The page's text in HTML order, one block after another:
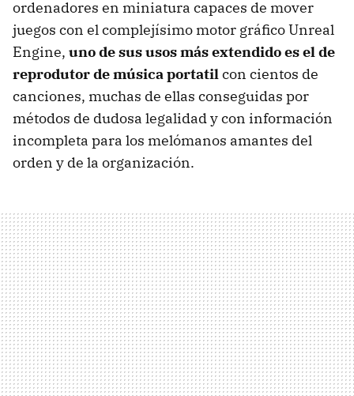
ordenadores en miniatura capaces de mover
juegos con el complejísimo motor gráfico Unreal
Engine, uno de sus usos más extendido es el de
reprodutor de música portatilcon cientos de
canciones, muchas de ellas conseguidas por
métodos de dudosa legalidad y con información
incompleta para los melómanos amantes del
orden y de la organización.